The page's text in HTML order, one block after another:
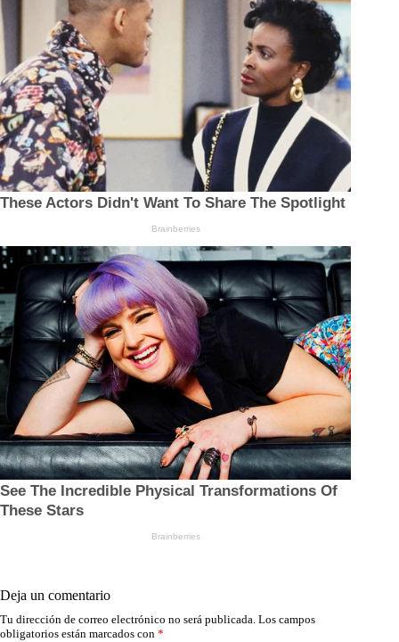
Deja un comentario
Tu dirección de correo electrónico no será publicada. Los campos
obligatorios están marcados con *